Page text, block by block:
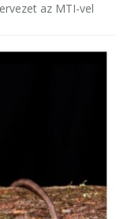
az MTI-vel